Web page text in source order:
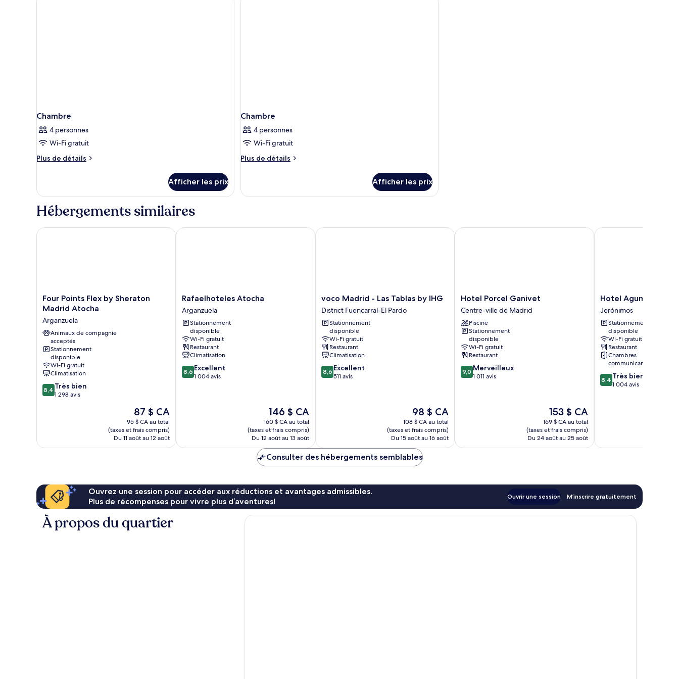
Chambre
4 personnes
Wi-Fi gratuit
Plus de détails
Plus
Chambre
Afficher les prix
Chambre
4 personnes
Wi-Fi gratuit
Plus de détails
Plus
Chambre
Afficher les prix
Hébergements similaires
Four
Points
by
Sheraton
Madrid
Atocha
Arganzuela
Four Points Flex by Sheraton
Madrid Atocha
Arganzuela
Animaux de compagnie
acceptés
Stationnement
disponible
Wi-Fi gratuit
Climatisation
8.4
sur
8,4 Très bien
1 298 avis
Le
prix
est
de
87 $ CA
87 $ CA
95 $ CA au total
(taxes et frais compris)
Du 11 août au 12 août
Four Points Flex by Sheraton Madrid Atocha
Rafaelhoteles
Atocha
Arganzuela
Rafaelhoteles Atocha
Arganzuela
Stationnement
disponible
Wi-Fi gratuit
Restaurant
Climatisation
8.6
sur
8,6 Excellent
1 004 avis
Le
prix
est
de
146 $ CA
146 $ CA
160 $ CA au total
(taxes et frais compris)
Du 12 août au 13 août
Rafaelhoteles Atocha
voco
Madrid
-
Las
Tablas
by
IHG
District
Fuencarral-
El
voco Madrid - Las Tablas by IHG
District Fuencarral-El Pardo
Stationnement
disponible
Wi-Fi gratuit
Restaurant
Climatisation
8.6
sur
8,6 Excellent
511 avis
Le
prix
est
de
98 $ CA
98 $ CA
108 $ CA au total
(taxes et frais compris)
Du 15 août au 16 août
voco Madrid - Las Tablas by IHG
Hotel
Porcel
Ganivet
Centre-
ville
de
Madrid
Hotel Porcel Ganivet
Centre-ville de Madrid
Piscine
Stationnement
disponible
Wi-Fi gratuit
Restaurant
9.0
sur
9,0 Merveilleux
1 011 avis
Le
prix
est
de
153 $ CA
153 $ CA
169 $ CA au total
(taxes et frais compris)
Du 24 août au 25 août
Hotel Porcel Ganivet
Hotel
Agumar
Atocha
Jerónimos
Hotel Agumar
Jerónimos
Stationnement
disponible
Wi-Fi gratuit
Restaurant
Chambres
communicantes offertes
8.4
sur
8,4 Très bien
1 004 avis
Hotel Agumar Atocha
Consulter des hébergements semblables
Ouvrez une session pour accéder aux réductions et avantages admissibles.
Plus de récompenses pour vivre plus d’aventures!
Ouvrir une session M’inscrire gratuitement
À propos du quartier